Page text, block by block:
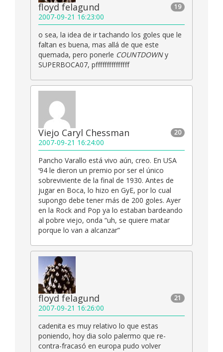
19
floyd felagund
2007-09-21 16:23:00
o sea, la idea de ir tachando los goles que le
faltan es buena, mas allá de que este
quemada, pero ponerle COUNTDOWNy
SUPERBOCA07, pfffffffffffffff
20
Viejo Caryl Chessman
2007-09-21 16:24:00
Pancho Varallo está vivo aún, creo. En USA
‘94 le dieron un premio por ser el único
sobreviviente de la final de 1930. Antes de
jugar en Boca, lo hizo en GyE, por lo cual
supongo debe tener más de 200 goles. Ayer
en la Rock and Pop ya lo estaban bardeando
al pobre viejo, onda “uh, se quiere matar
porque lo van a alcanzar”
21
floyd felagund
2007-09-21 16:26:00
cadenita es muy relativo lo que estas
poniendo, hoy dia solo palermo que re-
contra-fracasó en europa pudo volver